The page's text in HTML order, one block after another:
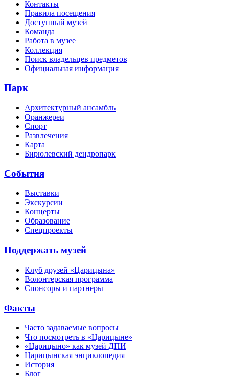
Контакты
Правила посещения
Доступный музей
Команда
Работа в музее
Коллекция
Поиск владельцев предметов
Официальная информация
Парк
Архитектурный ансамбль
Оранжереи
Спорт
Развлечения
Карта
Бирюлевский дендропарк
События
Выставки
Экскурсии
Концерты
Образование
Спецпроекты
Поддержать музей
Клуб друзей «Царицына»
Волонтерская программа
Спонсоры и партнеры
Факты
Часто задаваемые вопросы
Что посмотреть в «Царицыне»
«Царицыно» как музей ДПИ
Царицынская энциклопедия
История
Блог